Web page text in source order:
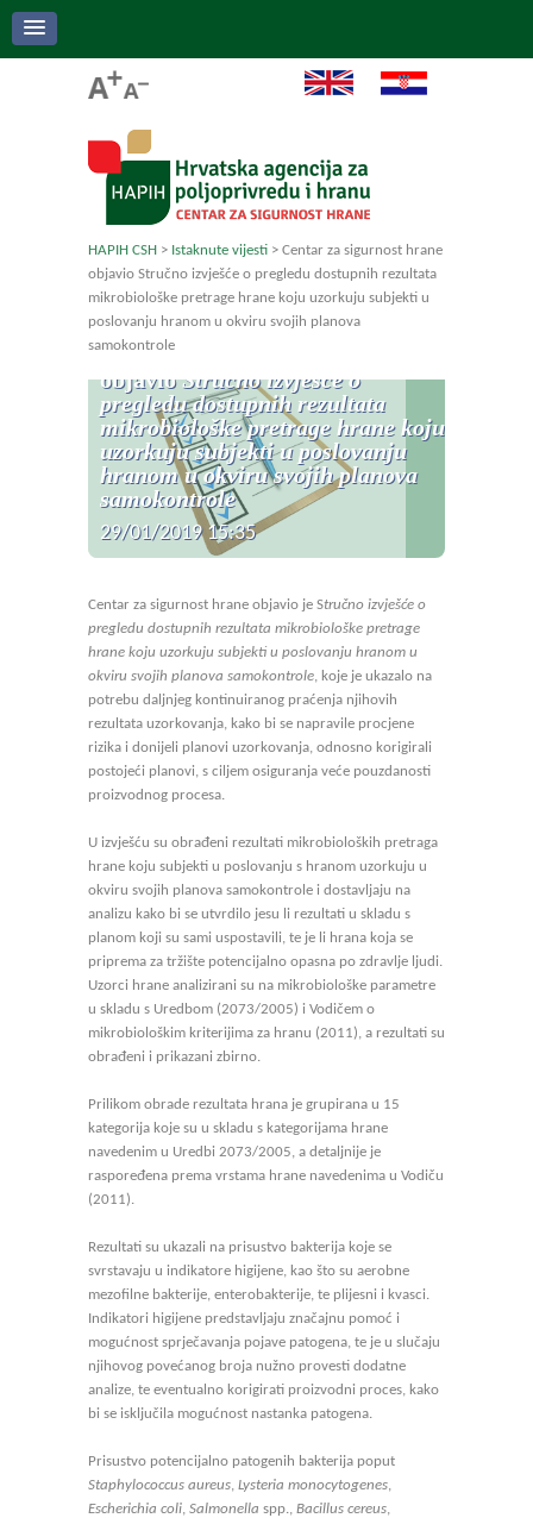
HAPIH CSH > Istaknute vijesti > Centar za sigurnost hrane
objavio Stručno izvješće o pregledu dostupnih rezultata
mikrobiološke pretrage hrane koju uzorkuju subjekti u
poslovanju hranom u okviru svojih planova
samokontrole
Centar za sigurnost hrane
objavioStručno izvješće o
pregledu dostupnih rezultata
mikrobiološke pretrage hrane koju
uzorkuju subjekti u poslovanju
hranom u okviru svojih planova
samokontrole
29/01/2019 15:35
Centar za sigurnost hrane objavio je Stručno izvješće o
pregledu dostupnih rezultata mikrobiološke pretrage
hrane koju uzorkuju subjekti u poslovanju hranom u
okviru svojih planova samokontrole, koje je ukazalo na
potrebu daljnjeg kontinuiranog praćenja njihovih
rezultata uzorkovanja, kako bi se napravile procjene
rizika i donijeli planovi uzorkovanja, odnosno korigirali
postojeći planovi, s ciljem osiguranja veće pouzdanosti
proizvodnog procesa.
U izvješću su obrađeni rezultati mikrobioloških pretraga
hrane koju subjekti u poslovanju s hranom uzorkuju u
okviru svojih planova samokontrole i dostavljaju na
analizu kako bi se utvrdilo jesu li rezultati u skladu s
planom koji su sami uspostavili, te je li hrana koja se
priprema za tržište potencijalno opasna po zdravlje ljudi.
Uzorci hrane analizirani su na mikrobiološke parametre
u skladu s Uredbom (2073/2005) i Vodičem o
mikrobiološkim kriterijima za hranu (2011), a rezultati su
obrađeni i prikazani zbirno.
Prilikom obrade rezultata hrana je grupirana u 15
kategorija koje su u skladu s kategorijama hrane
navedenim u Uredbi 2073/2005, a detaljnije je
raspoređena prema vrstama hrane navedenima u Vodiču
(2011).
Rezultati su ukazali na prisustvo bakterija koje se
svrstavaju u indikatore higijene, kao što su aerobne
mezofilne bakterije, enterobakterije, te plijesni i kvasci.
Indikatori higijene predstavljaju značajnu pomoć i
mogućnost sprječavanja pojave patogena, te je u slučaju
njihovog povećanog broja nužno provesti dodatne
analize, te eventualno korigirati proizvodni proces, kako
bi se isključila mogućnost nastanka patogena.
Prisustvo potencijalno patogenih bakterija poput
Staphylococcus aureus, Lysteria monocytogenes,
Escherichia coli, Salmonella spp., Bacillus cereus,